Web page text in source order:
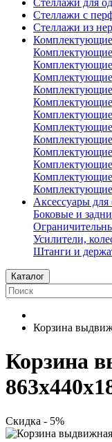
Стеллажи для
Стеллажи с
Стеллажи из
Комплектующие
Аксессуары для
Боковые и
Усилители,
Штанги и
Каталог
Корзина
Корзина
Скидка - 5%